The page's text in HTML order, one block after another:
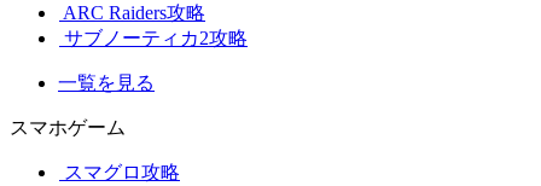
ARC Raiders攻略
サブノーティカ2攻略
一覧を見る
スマホゲーム
スマグロ攻略